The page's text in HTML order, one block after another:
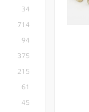
34
714
94
375
215
61
45